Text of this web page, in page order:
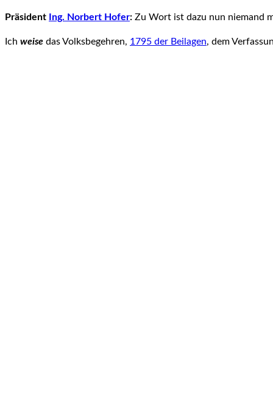
Präsident Ing. Norbert Hofer: Zu Wort ist dazu nun niemand
Ich weise das Volksbegehren, 1795 der Beilagen, dem